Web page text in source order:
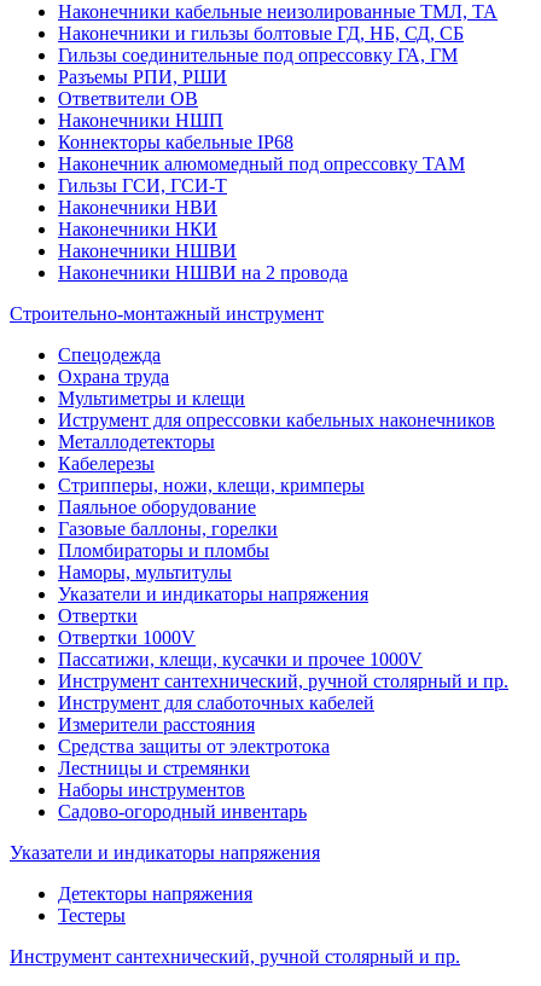
Наконечники кабельные неизолированные ТМЛ, ТА
Наконечники и гильзы болтовые ГД, НБ, СД, СБ
Гильзы соединительные под опрессовку ГА, ГМ
Разъемы РПИ, РШИ
Ответвители ОВ
Наконечники НШП
Коннекторы кабельные IP68
Наконечник алюмомедный под опрессовку ТАМ
Гильзы ГСИ, ГСИ-Т
Наконечники НВИ
Наконечники НКИ
Наконечники НШВИ
Наконечники НШВИ на 2 провода
Строительно-монтажный инструмент
Спецодежда
Охрана труда
Мультиметры и клещи
Иструмент для опрессовки кабельных наконечников
Металлодетекторы
Кабелерезы
Стрипперы, ножи, клещи, кримперы
Паяльное оборудование
Газовые баллоны, горелки
Пломбираторы и пломбы
Наморы, мультитулы
Указатели и индикаторы напряжения
Отвертки
Отвертки 1000V
Пассатижи, клещи, кусачки и прочее 1000V
Инструмент сантехнический, ручной столярный и пр.
Инструмент для слаботочных кабелей
Измерители расстояния
Средства защиты от электротока
Лестницы и стремянки
Наборы инструментов
Садово-огородный инвентарь
Указатели и индикаторы напряжения
Детекторы напряжения
Тестеры
Инструмент сантехнический, ручной столярный и пр.